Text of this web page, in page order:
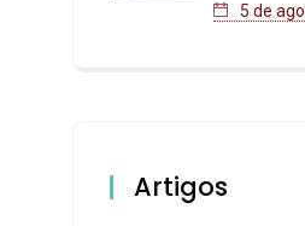
5 de
Artigos